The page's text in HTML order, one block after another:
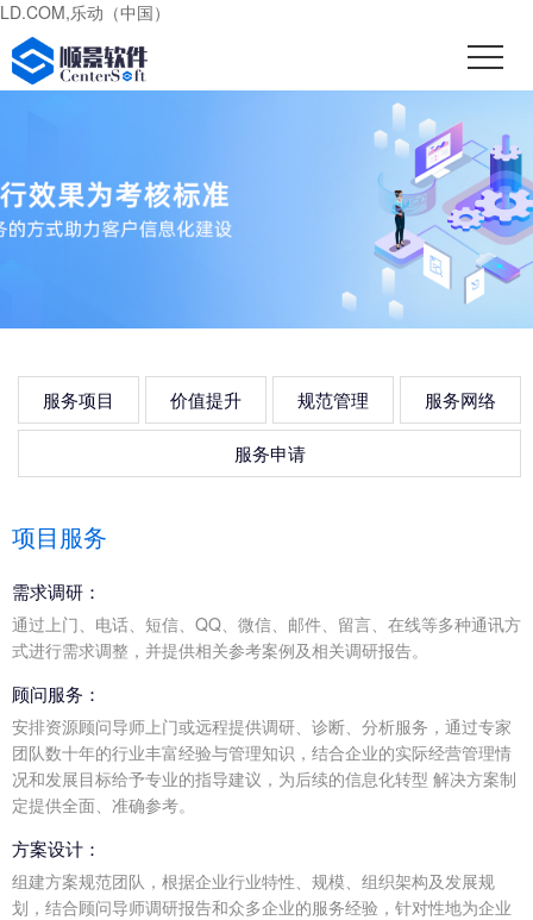
LD.COM,乐动（中国）
服务项目 价值提升 规范管理 服务网络
服务申请
项目服务
需求调研：
通过上门、电话、短信、QQ、微信、邮件、留言、在线等多种通讯方
式进行需求调整，并提供相关参考案例及相关调研报告。
顾问服务：
安排资源顾问导师上门或远程提供调研、诊断、分析服务，通过专家
团队数十年的行业丰富经验与管理知识，结合企业的实际经营管理情
况和发展目标给予专业的指导建议，为后续的信息化转型 解决方案制
定提供全面、准确参考。
方案设计：
组建方案规范团队，根据企业行业特性、规模、组织架构及发展规
划，结合顾问导师调研报告和众多企业的服务经验，针对性地为企业